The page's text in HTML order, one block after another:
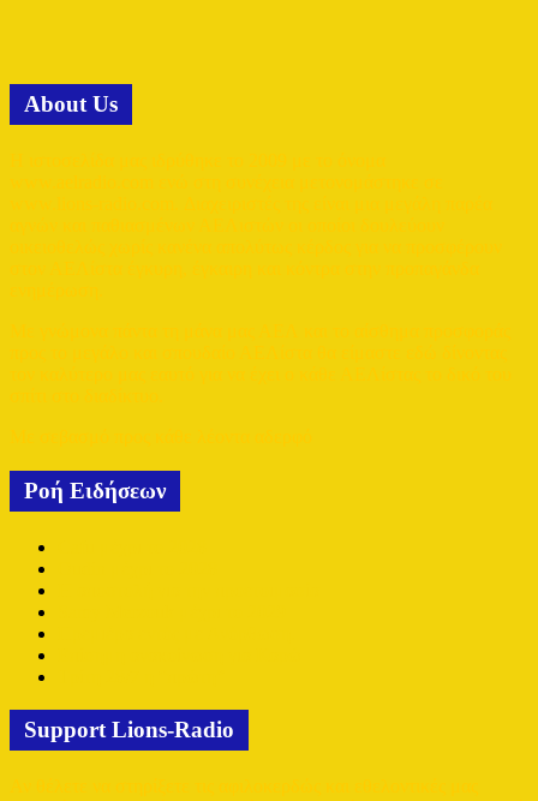
Αbout Us
Ροή Ειδήσεων
Support Lions-Radio